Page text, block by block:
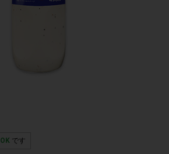
OKです